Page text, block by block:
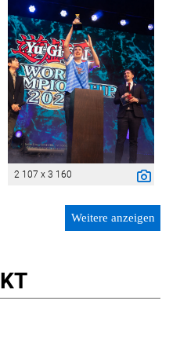
2 107 x 3 160
Weitere anzeigen